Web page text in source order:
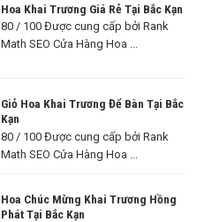
Hoa Khai Trương Giá Rẻ Tại Bắc Kạn
80 / 100 Được cung cấp bởi Rank
Math SEO Cửa Hàng Hoa ...
Giỏ Hoa Khai Trương Để Bàn Tại Bắc
Kạn
80 / 100 Được cung cấp bởi Rank
Math SEO Cửa Hàng Hoa ...
Hoa Chúc Mừng Khai Trương Hồng
Phát Tại Bắc Kạn